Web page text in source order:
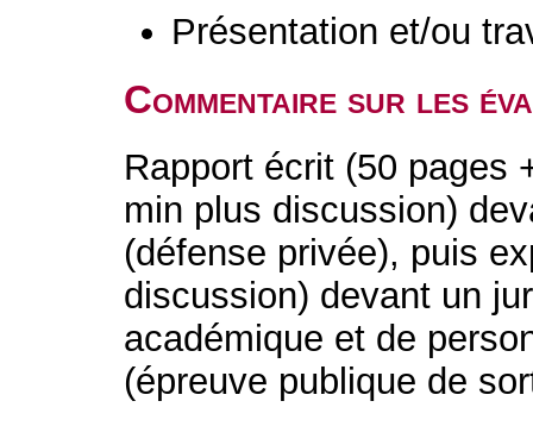
Présentation et/ou
Commentaire sur les
Rapport écrit (50 pages
min plus discussion)
(défense privée), puis
discussion) devant un
académique et de
(épreuve publique de